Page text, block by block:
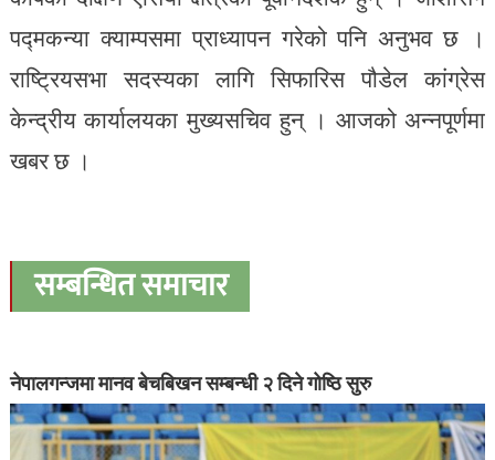
पद्मकन्या क्याम्पसमा प्राध्यापन गरेको पनि अनुभव छ ।
राष्ट्रियसभा सदस्यका लागि सिफारिस पौडेल कांग्रेस
केन्द्रीय कार्यालयका मुख्यसचिव हुन् । आजको अन्नपूर्णमा
खबर छ ।
सम्बन्धित समाचार
नेपालगन्जमा मानव बेचबिखन सम्बन्धी २ दिने गोष्ठि सुरु